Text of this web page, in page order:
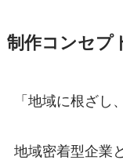
制作コンセプ
「地域に根ざし
地域密着型企業